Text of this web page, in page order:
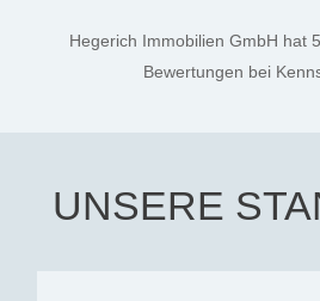
Hegerich Immobilien GmbH hat 5
Bewertungen bei
UNSERE